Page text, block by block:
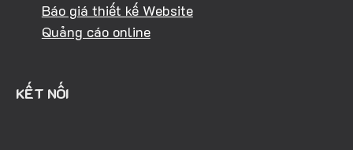
Báo giá thiết kế Website
Quảng cáo online
KẾT NỐI